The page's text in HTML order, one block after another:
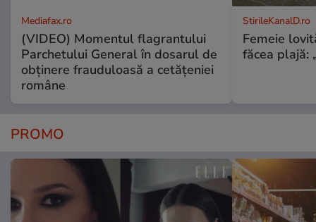
Mediafax.ro
(VIDEO) Momentul flagrantului
Parchetului General în dosarul de
obținere frauduloasă a cetățeniei
române
StirileKanalD.ro
Femeie
făcea plajă:
PROMO